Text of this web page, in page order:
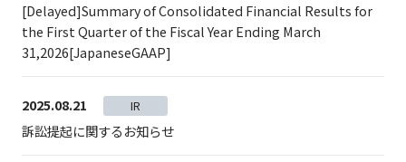
[Delayed]Summary of Consolidated Financial Results for
the First Quarter of the Fiscal Year Ending March
31,2026[JapaneseGAAP]
2025.08.21 IR
訴訟提起に関するお知らせ